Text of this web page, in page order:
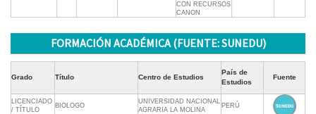
CON RECURSOS
CANON
FORMACIÓN ACADÉMICA (FUENTE: SUNEDU)
Grado Título Centro de Estudios
País de
Estudios
Fuente
LICENCIADO
/ TÍTULO
BIOLOGO
UNIVERSIDAD NACIONAL
AGRARIA LA MOLINA
PERÚ